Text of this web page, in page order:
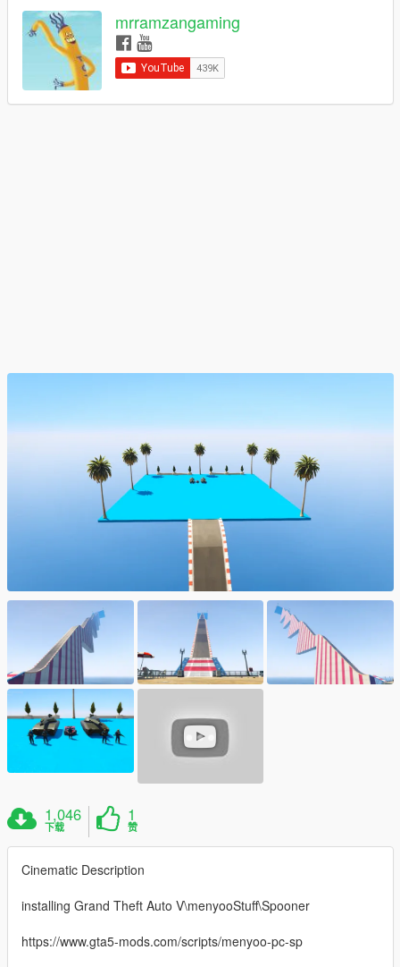
mrramzangaming
1,046
下载
1
赞
Cinematic Description
installing Grand Theft Auto V\menyooStuff\Spooner
https://www.gta5-mods.com/scripts/menyoo-pc-sp